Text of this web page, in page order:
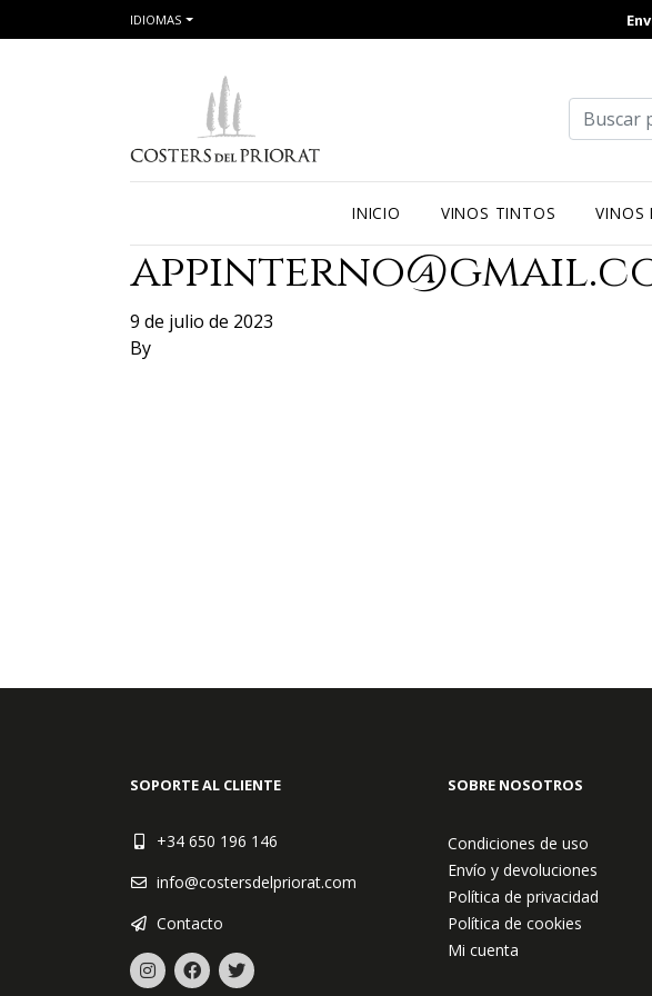
IDIOMAS
INICIO VINOS TINTOS VINOS
9 de julio de 2023
By
SOPORTE AL CLIENTE
+34 650 196 146
info@costersdelpriorat.com
Contacto
SOBRE NOSOTROS
Condiciones de uso
Envío y devoluciones
Política de privacidad
Política de cookies
Mi cuenta